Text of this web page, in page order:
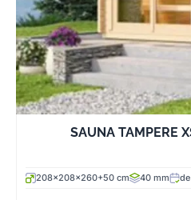
SAUNA TAMPERE
208x208x260+50 cm 40 mm